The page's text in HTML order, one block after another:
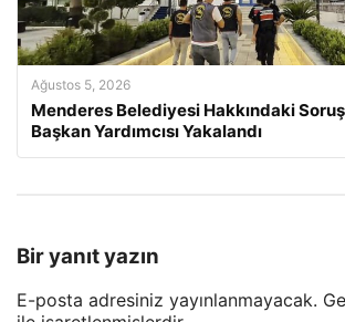
Ağustos 5, 2026
Menderes Belediyesi Hakkındaki
Başkan Yardımcısı Yakalandı
Bir yanıt yazın
E-posta adresiniz yayınlanmayacak.